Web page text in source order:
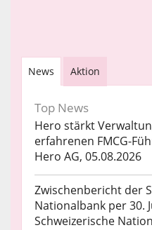
News Aktion
Top News
Hero stärkt
erfahrenen FMCG-
Hero AG, 05.08.2026
Zwischenbericht der
Nationalbank per 30.
Schweizerische